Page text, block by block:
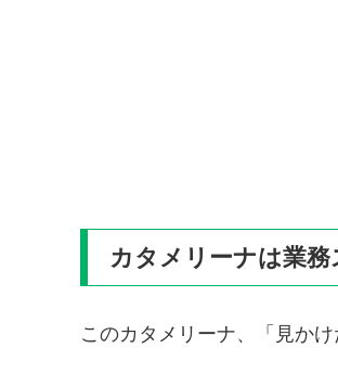
カタメリーナは業
このカタメリーナ、「見か